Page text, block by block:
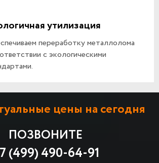
утилизация
переработку металлолома
с экологическими
цены на сегодня
ПОЗВОНИТЕ
(499) 490-64-91